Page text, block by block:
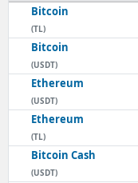
Bitcoin
(TL)
Bitcoin
(USDT)
Ethereum
(USDT)
Ethereum
(TL)
Bitcoin Cash
(USDT)